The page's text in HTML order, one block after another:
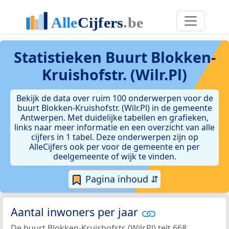
Statistieken Buurt Blokken-
Kruishofstr. (Wilr.Pl)
Bekijk de data over ruim 100 onderwerpen voor de
buurt Blokken-Kruishofstr. (Wilr.Pl) in de gemeente
Antwerpen. Met duidelijke tabellen en grafieken,
links naar meer informatie en een overzicht van alle
cijfers in 1 tabel. Deze onderwerpen zijn op
AlleCijfers ook per voor de gemeente en per
deelgemeente of wijk te vinden.
Pagina inhoud ⇵
Aantal inwoners per jaar